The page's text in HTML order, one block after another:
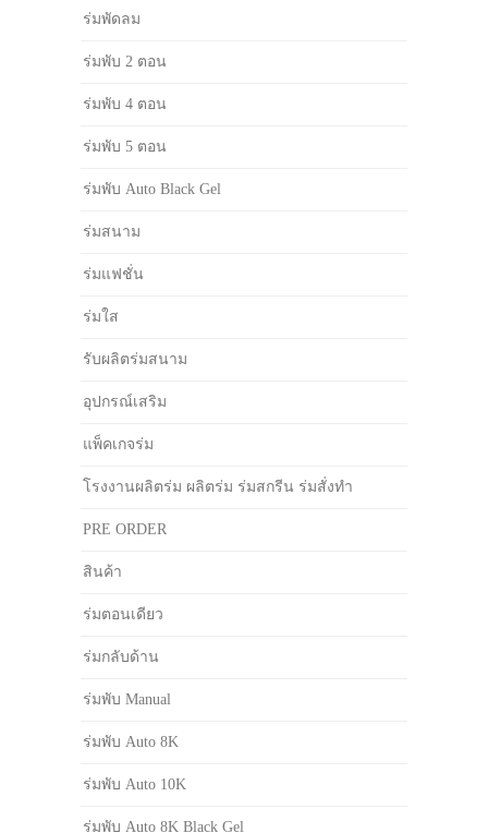
ร่มพัดลม
ร่มพับ 2 ตอน
ร่มพับ 4 ตอน
ร่มพับ 5 ตอน
ร่มพับ Auto Black Gel
ร่มสนาม
ร่มแฟชั่น
ร่มใส
รับผลิตร่มสนาม
อุปกรณ์เสริม
แพ็คเกจร่ม
โรงงานผลิตร่ม ผลิตร่ม ร่มสกรีน ร่มสั่งทำ
PRE ORDER
สินค้า
ร่มตอนเดียว
ร่มกลับด้าน
ร่มพับ Manual
ร่มพับ Auto 8K
ร่มพับ Auto 10K
ร่มพับ Auto 8K Black Gel